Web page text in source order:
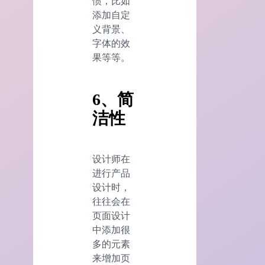
添加自定
义背景、
字体的效
果等等。
6、简
洁性
设计师在
进行产品
设计时，
往往会在
页面设计
中添加很
多的元素
来增加页